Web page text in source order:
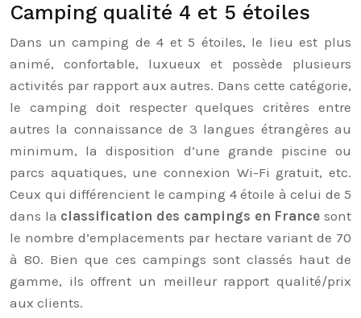
Camping qualité 4 et 5 étoiles
Dans un camping de 4 et 5 étoiles, le lieu est plus
animé, confortable, luxueux et possède plusieurs
activités par rapport aux autres. Dans cette catégorie,
le camping doit respecter quelques critères entre
autres la connaissance de 3 langues étrangères au
minimum, la disposition d’une grande piscine ou
parcs aquatiques, une connexion Wi-Fi gratuit, etc.
Ceux qui différencient le camping 4 étoile à celui de 5
dans la classification des campings en France sont
le nombre d’emplacements par hectare variant de 70
à 80. Bien que ces campings sont classés haut de
gamme, ils offrent un meilleur rapport qualité/prix
aux clients.